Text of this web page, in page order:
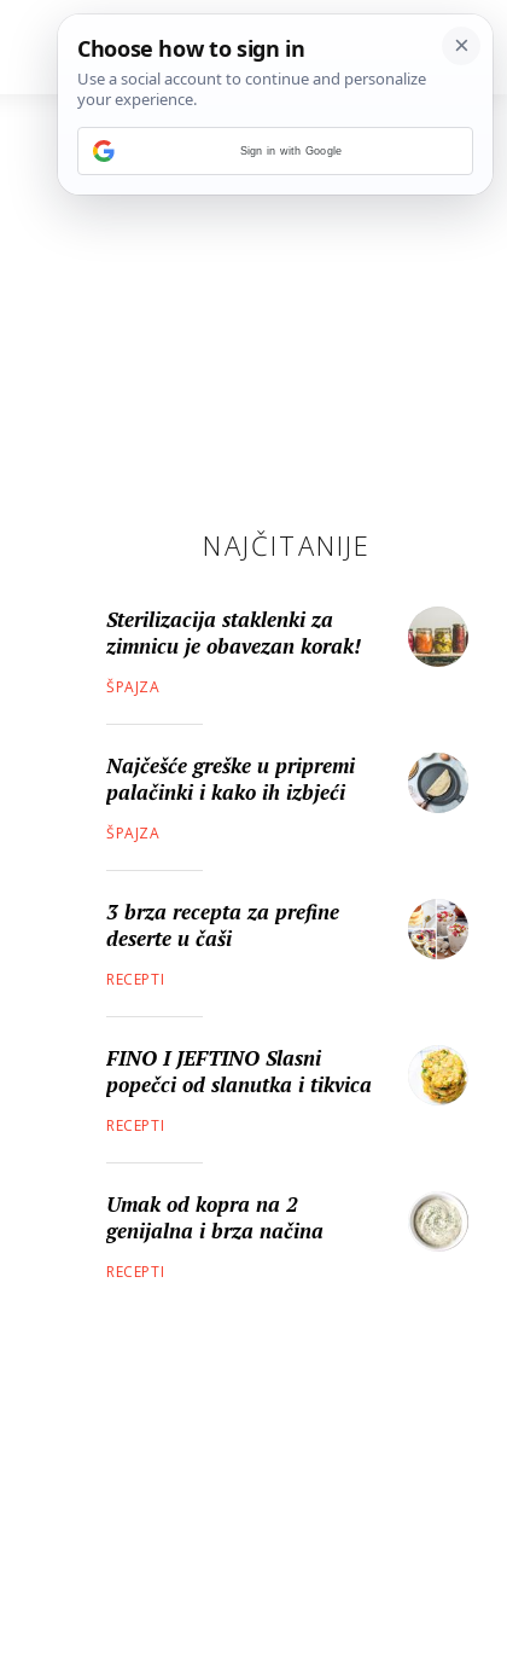
NAJČITANIJE
Sterilizacija staklenki za
zimnicu je obavezan korak!
ŠPAJZA
Najčešće greške u pripremi
palačinki i kako ih izbjeći
ŠPAJZA
3 brza recepta za prefine
deserte u čaši
RECEPTI
FINO I JEFTINO Slasni
popečci od slanutka i tikvica
RECEPTI
Umak od kopra na 2
genijalna i brza načina
RECEPTI
Sign in with Google